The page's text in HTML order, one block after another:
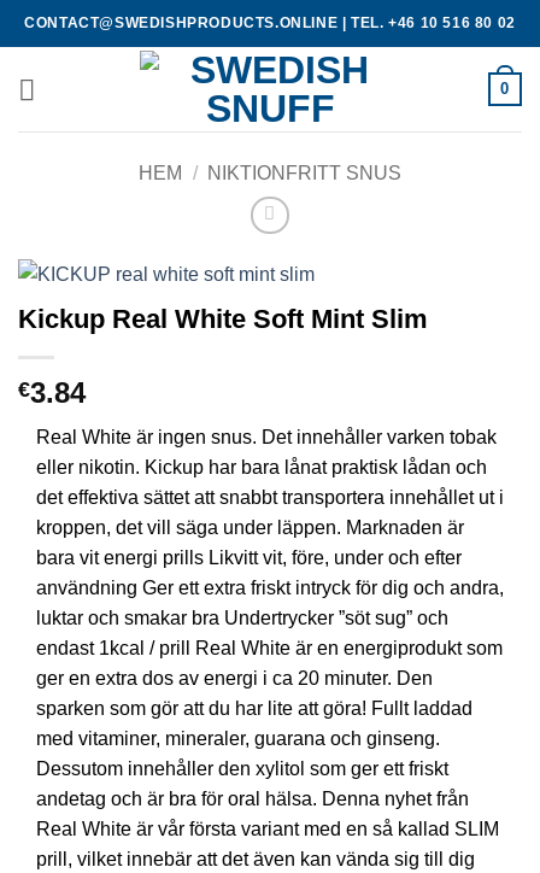
Skip
to
CONTACT@SWEDISHPRODUCTS.ONLINE |TEL. +46 10 516 80 02
0
HEM / NIKTIONFRITT SNUS
Kickup Real White Soft Mint Slim
€3.84
Real White är ingen snus. Det innehåller varken tobak
eller nikotin. Kickup har bara lånat praktisk lådan och
det effektiva sättet att snabbt transportera innehållet ut i
kroppen, det vill säga under läppen. Marknaden är
bara vit energi prills Likvitt vit, före, under och efter
användning Ger ett extra friskt intryck för dig och andra,
luktar och smakar bra Undertrycker ”söt sug” och
endast 1kcal / prill Real White är en energiprodukt som
ger en extra dos av energi i ca 20 minuter. Den
sparken som gör att du har lite att göra! Fullt laddad
med vitaminer, mineraler, guarana och ginseng.
Dessutom innehåller den xylitol som ger ett friskt
andetag och är bra för oral hälsa. Denna nyhet från
Real White är vår första variant med en så kallad SLIM
prill, vilket innebär att det även kan vända sig till dig